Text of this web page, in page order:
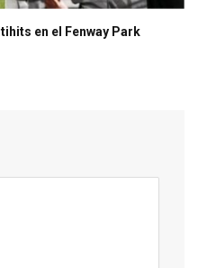
en el Fenway Park